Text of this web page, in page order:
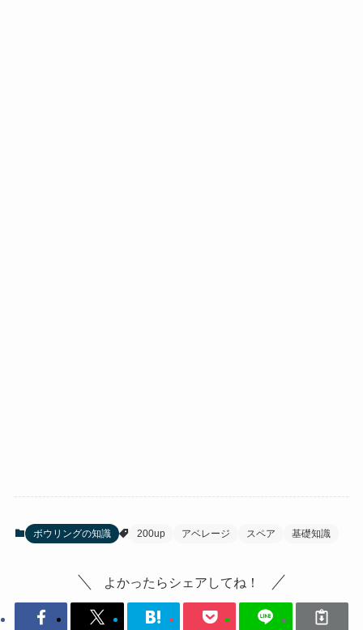
ボウリングの知識 200up アベレージ スペア 基礎知識
よかったらシェアしてね！